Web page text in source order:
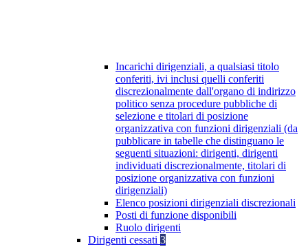
Incarichi dirigenziali, a qualsiasi titolo
conferiti, ivi inclusi quelli conferiti
discrezionalmente dall'organo di indirizzo
politico senza procedure pubbliche di
selezione e titolari di posizione
organizzativa con funzioni dirigenziali (da
pubblicare in tabelle che distinguano le
seguenti situazioni: dirigenti, dirigenti
individuati discrezionalmente, titolari di
posizione organizzativa con funzioni
dirigenziali)
Elenco posizioni dirigenziali discrezionali
Posti di funzione disponibili
Ruolo dirigenti
Dirigenti cessati 3